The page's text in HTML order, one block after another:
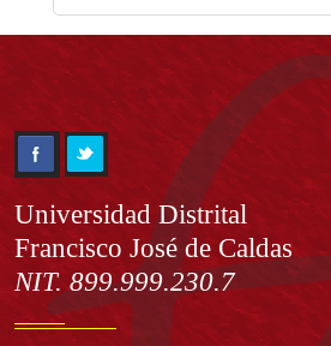
Información
Universidad Distrital
Francisco José de Caldas
NIT. 899.999.230.7